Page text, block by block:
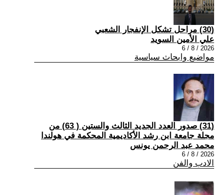
(30) مراحل تشكل الإنفجار الشعبي
علي الأمين السويد
2026 / 8 / 6
مواضيع وابحاث سياسية
(31) صدور العدد الجديد الثالث والستين ( 63) من
مجلة جامعة ابن رشد الأكاديمية المحكمة في هولندا
محمد عبد الرحمن يونس
2026 / 8 / 6
الادب والفن